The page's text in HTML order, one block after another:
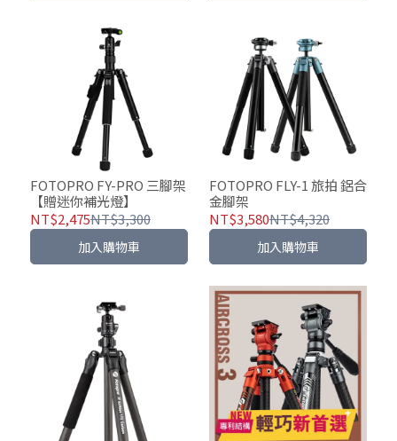
FOTOPRO FY-PRO 三腳架
【贈迷你補光燈】
NT$2,475NT$3,300
加入購物車
FOTOPRO FLY-1 旅拍 鋁合
金腳架
NT$3,580NT$4,320
加入購物車